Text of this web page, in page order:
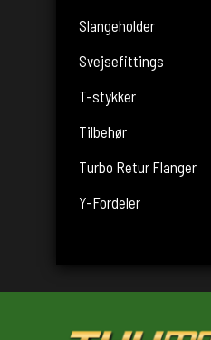
Slangeholder
Svejsefittings
T-stykker
Tilbehør
Turbo Retur Flanger
Y-Fordeler